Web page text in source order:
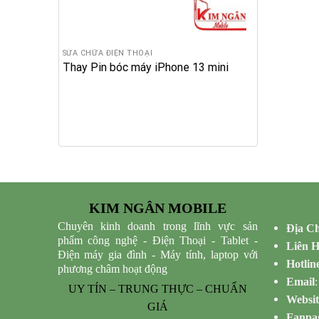
SỬA CHỮA ĐIỆN THOẠI
Thay Pin bóc máy iPhone 13 mini
KIM NGÂN MOBILE
Chuyên kinh doanh trong lĩnh vực sản
phẩm công nghệ - Điện Thoại - Tablet -
Điện máy gia đình - Máy tính, laptop với
phương châm hoạt động
UY TÍN – TRUNG THỰC – CHUẨN
GIÁ
Địa
Liên
Email